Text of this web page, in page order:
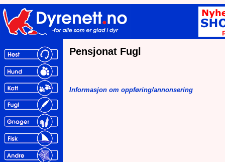
Pensjonat Fugl
Informasjon om oppføring/annonsering